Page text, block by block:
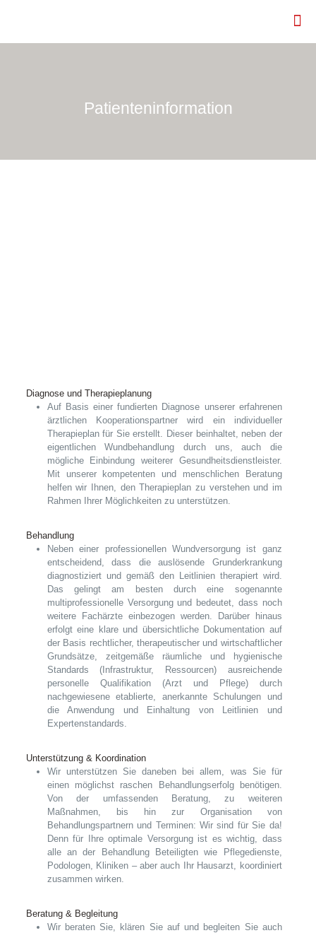
Patienteninformation
Diagnose und Therapieplanung
Auf Basis einer fundierten Diagnose unserer erfahrenen
ärztlichen Kooperationspartner wird ein individueller
Therapieplan für Sie erstellt. Dieser beinhaltet, neben der
eigentlichen Wundbehandlung durch uns, auch die
mögliche Einbindung weiterer Gesundheitsdienstleister.
Mit unserer kompetenten und menschlichen Beratung
helfen wir Ihnen, den Therapieplan zu verstehen und im
Rahmen Ihrer Möglichkeiten zu unterstützen.
Behandlung
Neben einer professionellen Wundversorgung ist ganz
entscheidend, dass die auslösende Grunderkrankung
diagnostiziert und gemäß den Leitlinien therapiert wird.
Das gelingt am besten durch eine sogenannte
multiprofessionelle Versorgung und bedeutet, dass noch
weitere Fachärzte einbezogen werden. Darüber hinaus
erfolgt eine klare und übersichtliche Dokumentation auf
der Basis rechtlicher, therapeutischer und wirtschaftlicher
Grundsätze, zeitgemäße räumliche und hygienische
Standards (Infrastruktur, Ressourcen) ausreichende
personelle Qualifikation (Arzt und Pflege) durch
nachgewiesene etablierte, anerkannte Schulungen und
die Anwendung und Einhaltung von Leitlinien und
Expertenstandards.
Unterstützung & Koordination
Wir unterstützen Sie daneben bei allem, was Sie für
einen möglichst raschen Behandlungserfolg benötigen.
Von der umfassenden Beratung, zu weiteren
Maßnahmen, bis hin zur Organisation von
Behandlungspartnern und Terminen: Wir sind für Sie da!
Denn für Ihre optimale Versorgung ist es wichtig, dass
alle an der Behandlung Beteiligten wie Pflegedienste,
Podologen, Kliniken – aber auch Ihr Hausarzt, koordiniert
zusammen wirken.
Beratung & Begleitung
Wir beraten Sie, klären Sie auf und begleiten Sie auch